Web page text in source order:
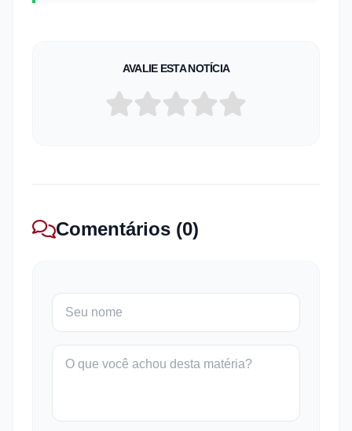
AVALIE ESTA NOTÍCIA
Comentários (0)